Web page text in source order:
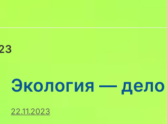
Экология —
22.11.2023